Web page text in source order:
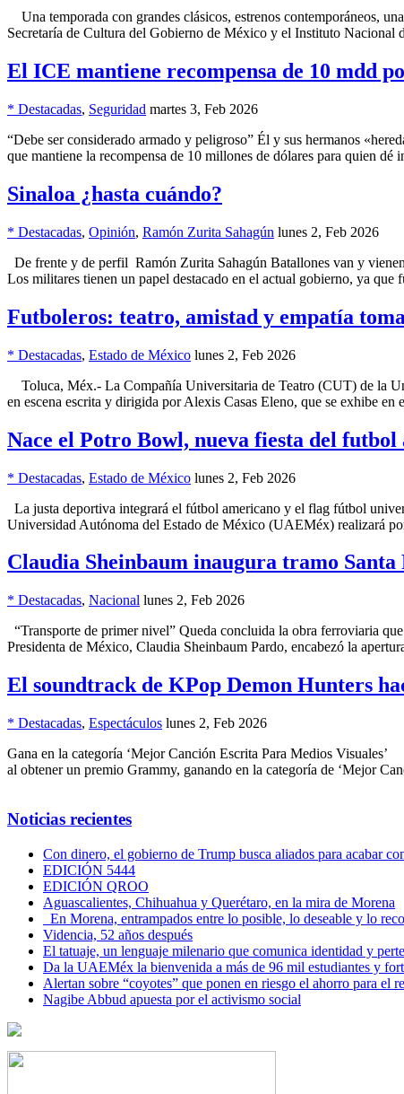
Una temporada con grandes clásicos, estrenos contemporáneos,
Secretaría de Cultura del Gobierno de México y el Instituto
El ICE mantiene recompensa de 10 mdd
* Destacadas, Seguridad martes 3, Feb 2026
“Debe ser considerado armado y peligroso” Él y sus hermanos
que mantiene la recompensa de 10 millones de dólares para quien
Sinaloa ¿hasta cuándo?
* Destacadas, Opinión, Ramón Zurita Sahagún lunes 2, Feb 2026
De frente y de perfil Ramón Zurita Sahagún Batallones van y
Los militares tienen un papel destacado en el actual gobierno, ya
Futboleros: teatro, amistad y empatía
* Destacadas, Estado de México lunes 2, Feb 2026
Toluca, Méx.- La Compañía Universitaria de Teatro (CUT) de la
en escena escrita y dirigida por Alexis Casas Eleno, que se exhibe
Nace el Potro Bowl, nueva fiesta del
* Destacadas, Estado de México lunes 2, Feb 2026
La justa deportiva integrará el fútbol americano y el flag fútbol
Universidad Autónoma del Estado de México (UAEMéx) realizará
Claudia Sheinbaum inaugura tramo
* Destacadas, Nacional lunes 2, Feb 2026
“Transporte de primer nivel” Queda concluida la obra ferroviaria
Presidenta de México, Claudia Sheinbaum Pardo, encabezó la
El soundtrack de KPop Demon Hunters
* Destacadas, Espectáculos lunes 2, Feb 2026
Gana en la categoría ‘Mejor Canción Escrita Para Medios
al obtener un premio Grammy, ganando en la categoría de ‘Mejor
Noticias recientes
Con dinero, el gobierno de Trump busca aliados para acabar
EDICIÓN 5444
EDICIÓN QROO
Aguascalientes, Chihuahua y Querétaro, en la mira de Morena
En Morena, entrampados entre lo posible, lo deseable y lo
Videncia, 52 años después
El tatuaje, un lenguaje milenario que comunica identidad y
Da la UAEMéx la bienvenida a más de 96 mil estudiantes y
Alertan sobre “coyotes” que ponen en riesgo el ahorro para el
Nagibe Abbud apuesta por el activismo social